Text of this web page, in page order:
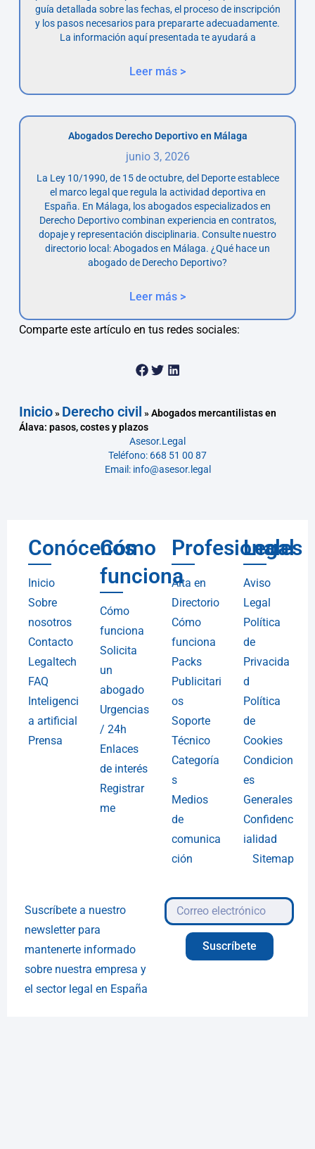
guía detallada sobre las fechas, el proceso de inscripción
y los pasos necesarios para prepararte adecuadamente.
La información aquí presentada te ayudará a
Leer más >
Abogados Derecho Deportivo en Málaga
junio 3, 2026
La Ley 10/1990, de 15 de octubre, del Deporte establece
el marco legal que regula la actividad deportiva en
España. En Málaga, los abogados especializados en
Derecho Deportivo combinan experiencia en contratos,
dopaje y representación disciplinaria. Consulte nuestro
directorio local: Abogados en Málaga. ¿Qué hace un
abogado de Derecho Deportivo?
Leer más >
Comparte este artículo en tus redes sociales:
Inicio» Derecho civil »Abogados mercantilistas en
Álava: pasos, costes y plazos
Asesor.Legal
Teléfono: 668 51 00 87
Email: info@asesor.legal
Conócenos
Inicio
Sobre
nosotros
Contacto
Legaltech
FAQ
Inteligenci
a artificial
Prensa
Cómo
funciona
Cómo
funciona
Solicita
un
abogado
Urgencias
/ 24h
Enlaces
de interés
Registrar
me
Profesionales
Alta en
Directorio
Cómo
funciona
Packs
Publicitari
os
Soporte
Técnico
Categoría
s
Medios
de
comunica
ción
Legal
Aviso
Legal
Política
de
Privacida
d
Política
de
Cookies
Condicion
es
Generales
Confidenc
ialidad
Sitemap
Suscríbete a nuestro
newsletter para
mantenerte informado
sobre nuestra empresa y
el sector legal en España
Suscríbete